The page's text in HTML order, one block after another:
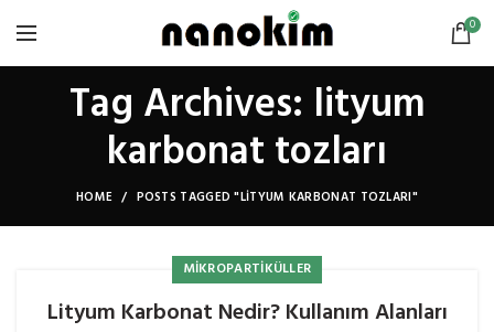
0
Tag Archives: lityum
karbonat tozları
HOME POSTS TAGGED "LITYUM KARBONAT TOZLARI"
MIKROPARTIKÜLLER
Lityum Karbonat Nedir? Kullanım Alanları